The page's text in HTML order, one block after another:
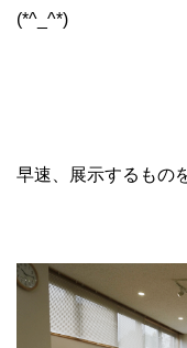
(*^_^*)
早速、展示するもの